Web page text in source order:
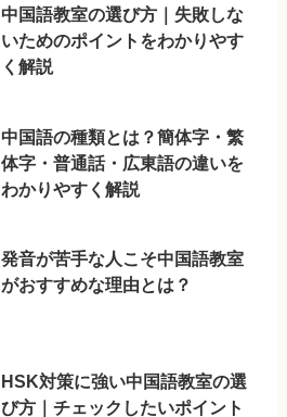
中国語教室の選び方｜失敗しな
いためのポイントをわかりやす
く解説
中国語の種類とは？簡体字・繁
体字・普通話・広東語の違いを
わかりやすく解説
発音が苦手な人こそ中国語教室
がおすすめな理由とは？
HSK対策に強い中国語教室の選
び方｜チェックしたいポイント